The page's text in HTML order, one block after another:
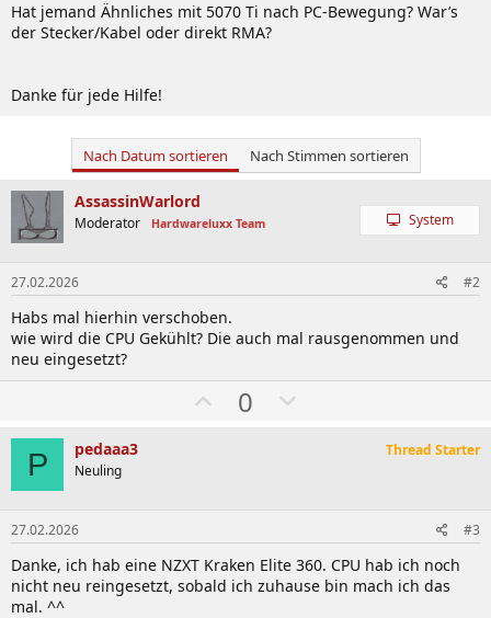
Hat jemand Ähnliches mit 5070 Ti nach PC-Bewegung? War’s
der Stecker/Kabel oder direkt RMA?
Danke für jede Hilfe!
Nach Datum sortieren Nach Stimmen sortieren
AssassinWarlord
Moderator Hardwareluxx Team System
27.02.2026 #2
Habs mal hierhin verschoben.
wie wird die CPU Gekühlt? Die auch mal rausgenommen und
neu eingesetzt?
W
e
0
h
e
n
P pedaaa3
Neuling
Thread Starter
27.02.2026 #3
Danke, ich hab eine NZXT Kraken Elite 360. CPU hab ich noch
nicht neu reingesetzt, sobald ich zuhause bin mach ich das
mal. ^^